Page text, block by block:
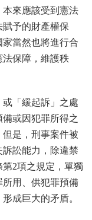
來應該受到憲法
予的財產權保
當然也將進行合
保障，維護秩
「緩起訴」之處
或因犯罪所得之
是，刑事案件被
訟能力，除違禁
2項之規定，單獨
用、供犯罪預備
成巨大的矛盾。